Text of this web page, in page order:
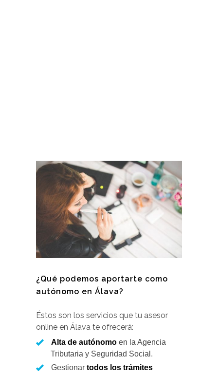
¿Qué podemos aportarte como
autónomo en Álava?
Éstos son los servicios que tu asesor
online en Álava te ofrecerá:
Alta de autónomo en la Agencia
Tributaria y Seguridad Social.
Gestionar todos los trámites